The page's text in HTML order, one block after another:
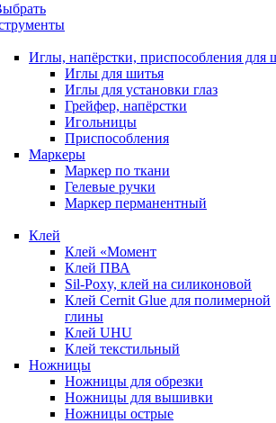
Иглы, напёрстки, приспособления для
Иглы для шитья
Иглы для установки глаз
Грейфер, напёрстки
Игольницы
Приспособления
Маркеры
Маркер по ткани
Гелевые ручки
Маркер перманентный
Клей
Клей «Момент
Клей ПВА
Sil-Poxy, клей на силиконовой
Клей Cernit Glue для полимерной
глины
Клей UHU
Клей текстильный
Ножницы
Ножницы для обрезки
Ножницы для вышивки
Ножницы острые